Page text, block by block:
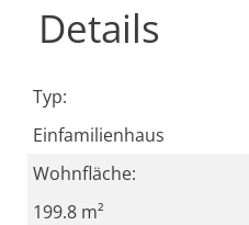
Details
Typ:
Einfamilienhaus
Wohnfläche:
199.8 m²